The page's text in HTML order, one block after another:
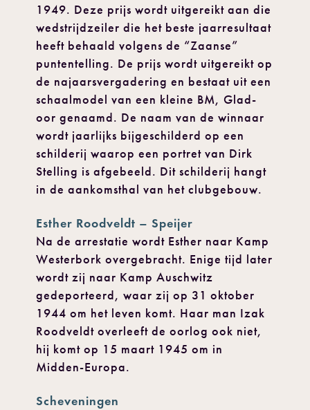
1949. Deze prijs wordt uitgereikt aan die
wedstrijdzeiler die het beste jaarresultaat
heeft behaald volgens de “Zaanse”
puntentelling. De prijs wordt uitgereikt op
de najaarsvergadering en bestaat uit een
schaalmodel van een kleine BM, Glad-
oor genaamd. De naam van de winnaar
wordt jaarlijks bijgeschilderd op een
schilderij waarop een portret van Dirk
Stelling is afgebeeld. Dit schilderij hangt
in de aankomsthal van het clubgebouw.
Esther Roodveldt – Speijer
Na de arrestatie wordt Esther naar Kamp
Westerbork overgebracht. Enige tijd later
wordt zij naar Kamp Auschwitz
gedeporteerd, waar zij op 31 oktober
1944 om het leven komt. Haar man Izak
Roodveldt overleeft de oorlog ook niet,
hij komt op 15 maart 1945 om in
Midden-Europa.
Scheveningen